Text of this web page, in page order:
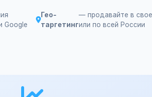
Google
Гео-
таргетинг
— продавайте в
или по всей России